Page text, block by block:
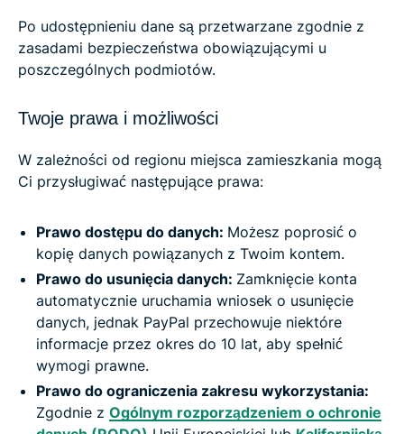
Po udostępnieniu dane są przetwarzane zgodnie z
zasadami bezpieczeństwa obowiązującymi u
poszczególnych podmiotów.
Twoje prawa i możliwości
W zależności od regionu miejsca zamieszkania mogą
Ci przysługiwać następujące prawa:
Prawo dostępu do danych: Możesz poprosić o
kopię danych powiązanych z Twoim kontem.
Prawo do usunięcia danych: Zamknięcie konta
automatycznie uruchamia wniosek o usunięcie
danych, jednak PayPal przechowuje niektóre
informacje przez okres do 10 lat, aby spełnić
wymogi prawne.
Prawo do ograniczenia zakresu wykorzystania:
Zgodnie z Ogólnym rozporządzeniem o ochronie